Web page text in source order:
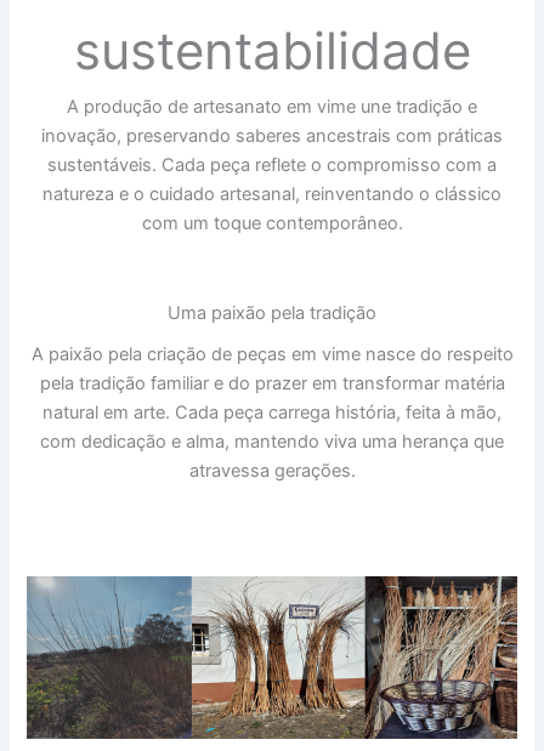
sustentabilidade
A produção de artesanato em vime une tradição e
inovação, preservando saberes ancestrais com práticas
sustentáveis. Cada peça reflete o compromisso com a
natureza e o cuidado artesanal, reinventando o clássico
com um toque contemporâneo.
Uma paixão pela tradição
A paixão pela criação de peças em vime nasce do respeito
pela tradição familiar e do prazer em transformar matéria
natural em arte. Cada peça carrega história, feita à mão,
com dedicação e alma, mantendo viva uma herança que
atravessa gerações.